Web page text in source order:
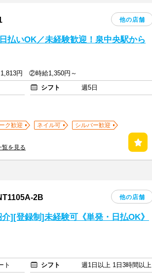
他の店舗
払いOK／未経験歓迎！泉中央駅から
円 ②時給1,350円～
シフト
週5日
ク歓迎 ネイル可
シルバー歓迎
覧を見る
2B 他の店舗
][登録制]未経験可《単発・日払OK》
ト シフト
週1日以上 1日3時間以上